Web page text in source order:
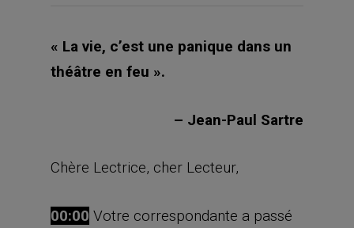
« La vie, c’est une panique dans un
théâtre en feu ».
– Jean-Paul Sartre
Chère Lectrice, cher Lecteur,
00:00 Votre correspondante a passé